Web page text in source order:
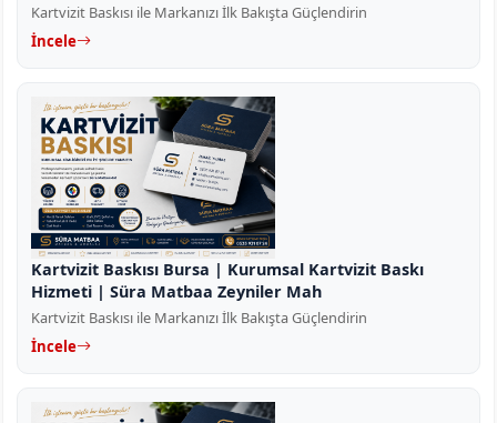
Kartvizit Baskısı ile Markanızı İlk Bakışta Güçlendirin
İncele
Kartvizit Baskısı Bursa | Kurumsal Kartvizit Baskı
Hizmeti | Süra Matbaa Zeyniler Mah
Kartvizit Baskısı ile Markanızı İlk Bakışta Güçlendirin
İncele